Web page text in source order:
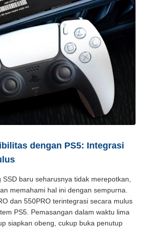
dengan PS5: Integrasi
SSD baru seharusnya tidak merepotkan,
memahami hal ini dengan sempurna.
dan 550PRO terintegrasi secara mulus
PS5. Pemasangan dalam waktu lima
siapkan obeng, cukup buka penutup